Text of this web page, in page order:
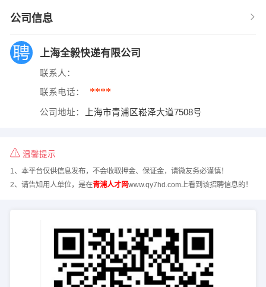
公司信息
上海全毅快递有限公司
联系人：
联系电话： ****
公司地址： 上海市青浦区崧泽大道7508号
温馨提示
1、本平台仅供信息发布，不会收取押金、保证金，请微友务必谨慎！
2、请告知用人单位，是在青浦人才网www.qy7hd.com上看到该招聘信息的！